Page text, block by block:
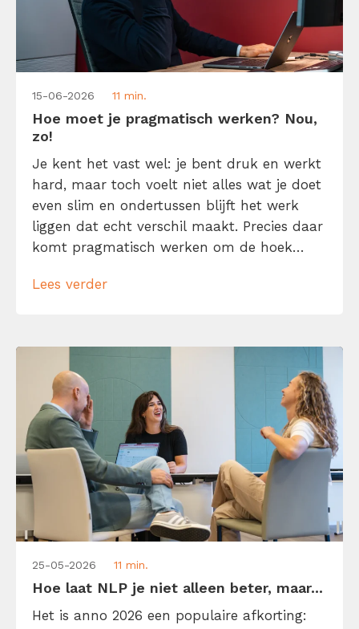
15-06-2026 11 min.
Hoe moet je pragmatisch werken? Nou,
zo!
Je kent het vast wel: je bent druk en werkt
hard, maar toch voelt niet alles wat je doet
even slim en ondertussen blijft het werk
liggen dat echt verschil maakt. Precies daar
komt pragmatisch werken om de hoek
dat je zo snel mogelijk van a naar b wilt en
Lees verder
25-05-2026 11 min.
Hoe laat NLP je niet alleen beter, maar...
Het is anno 2026 een populaire afkorting: